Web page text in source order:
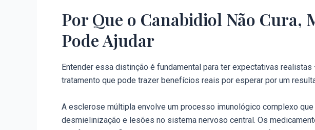
Por Que o Canabidiol Não Cura,
Pode Ajudar
Entender essa distinção é fundamental para ter expectativas realistas
tratamento que pode trazer benefícios reais por esperar por um
A esclerose múltipla envolve um processo imunológico complexo
desmielinização e lesões no sistema nervoso central. Os